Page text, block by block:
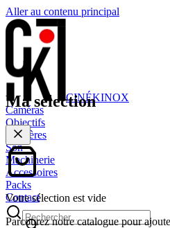
Aller au contenu principal
CINÉKINOX
Caméras
Objectifs
Lumières
Son
Machinerie
Accessoires
Packs
Contact
Ma sélection
Votre sélection est vide
Parcourez notre catalogue pour